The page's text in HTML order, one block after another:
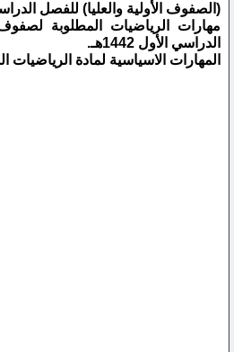
(الصفوف الأولية والعليا) للفصل الدراسي
مهارات الرياضيات المطلوبة لصفوف
الدراسي الأول 1442هـ.
المهارات الاسياسية لمادة الرياضيات